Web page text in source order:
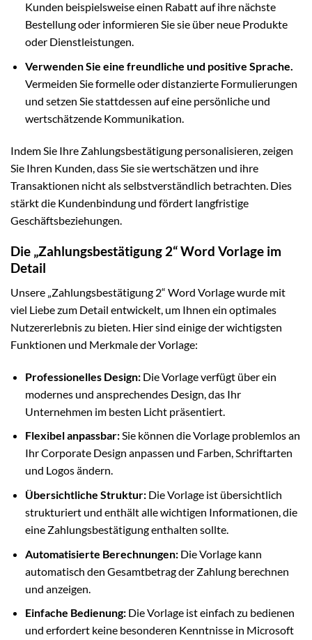
Kunden beispielsweise einen Rabatt auf ihre nächste
Bestellung oder informieren Sie sie über neue Produkte
oder Dienstleistungen.
Verwenden Sie eine freundliche und positive Sprache.
Vermeiden Sie formelle oder distanzierte Formulierungen
und setzen Sie stattdessen auf eine persönliche und
wertschätzende Kommunikation.
Indem Sie Ihre Zahlungsbestätigung personalisieren, zeigen
Sie Ihren Kunden, dass Sie sie wertschätzen und ihre
Transaktionen nicht als selbstverständlich betrachten. Dies
stärkt die Kundenbindung und fördert langfristige
Geschäftsbeziehungen.
Die „Zahlungsbestätigung 2“ Word Vorlage im
Detail
Unsere „Zahlungsbestätigung 2“ Word Vorlage wurde mit
viel Liebe zum Detail entwickelt, um Ihnen ein optimales
Nutzererlebnis zu bieten. Hier sind einige der wichtigsten
Funktionen und Merkmale der Vorlage:
Professionelles Design:Die Vorlage verfügt über ein
modernes und ansprechendes Design, das Ihr
Unternehmen im besten Licht präsentiert.
Flexibel anpassbar:Sie können die Vorlage problemlos an
Ihr Corporate Design anpassen und Farben, Schriftarten
und Logos ändern.
Übersichtliche Struktur:Die Vorlage ist übersichtlich
strukturiert und enthält alle wichtigen Informationen, die
eine Zahlungsbestätigung enthalten sollte.
Automatisierte Berechnungen:Die Vorlage kann
automatisch den Gesamtbetrag der Zahlung berechnen
und anzeigen.
Einfache Bedienung:Die Vorlage ist einfach zu bedienen
und erfordert keine besonderen Kenntnisse in Microsoft